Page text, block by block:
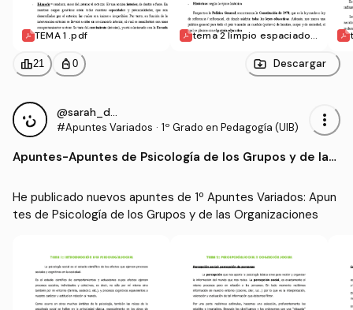
TEMA 1 .pdf
tema 2 limpio espaciado.
leaderboard21 personal_bag 0 Descargar
@sarah_dauber
#Apuntes Variados · 1º Grado en Pedagogía (UIB) more_vert
Apuntes-Apuntes de Psicología de los Grupos y de las
He publicado nuevos apuntes de 1º Apuntes Variados: Apun
tes de Psicología de los Grupos y de las Organizaciones